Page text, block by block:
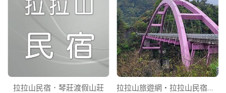
拉拉山民宿．琴莊渡假山莊 拉拉山旅遊網‧拉拉山民宿推薦